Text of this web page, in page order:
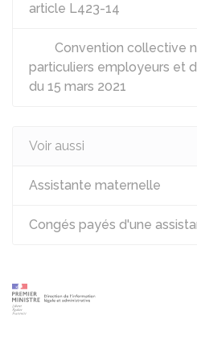
article L423-14
Convention collective
particuliers employeurs et
du 15 mars 2021
Voir aussi
Assistante maternelle
Congés payés d'une